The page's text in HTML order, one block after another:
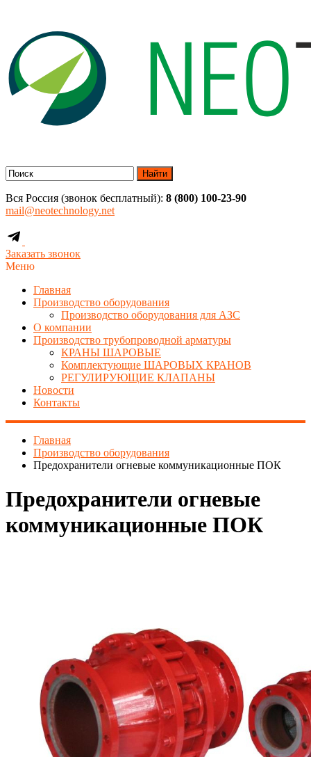
Найти
Вся Россия (звонок бесплатный): 8 (800) 100-23-90
mail@neotechnology.net
Заказать звонок
Меню
Главная
Производство оборудования
Производство оборудования для АЗС
О компании
Производство трубопроводной арматуры
КРАНЫ ШАРОВЫЕ
Комплектующие ШАРОВЫХ КРАНОВ
РЕГУЛИРУЮЩИЕ КЛАПАНЫ
Новости
Контакты
Главная
Производство оборудования
Предохранители огневые коммуникационные ПОК
Предохранители огневые
коммуникационные ПОК